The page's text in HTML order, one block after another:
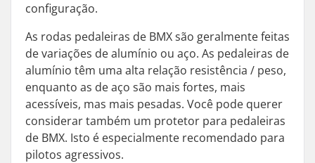
configuração.
As rodas pedaleiras de BMX são geralmente feitas
de variações de alumínio ou aço. As pedaleiras de
alumínio têm uma alta relação resistência / peso,
enquanto as de aço são mais fortes, mais
acessíveis, mas mais pesadas. Você pode querer
considerar também um protetor para pedaleiras
de BMX. Isto é especialmente recomendado para
pilotos agressivos.